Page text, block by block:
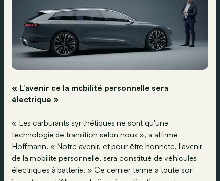
« L’avenir de la mobilité personnelle sera
électrique »
« Les carburants synthétiques ne sont qu'une
technologie de transition selon nous », a affirmé
Hoffmann. « Notre avenir, et pour être honnête, l'avenir
de la mobilité personnelle, sera constitué de véhicules
électriques à batterie. » Ce dernier terme a toute son